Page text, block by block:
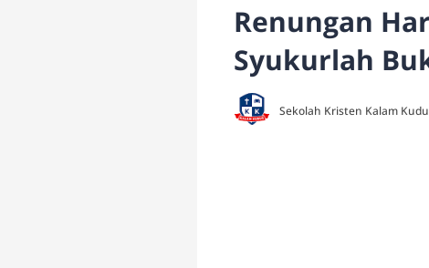
Renungan
Syukurlah
Sekolah Kristen Kalam